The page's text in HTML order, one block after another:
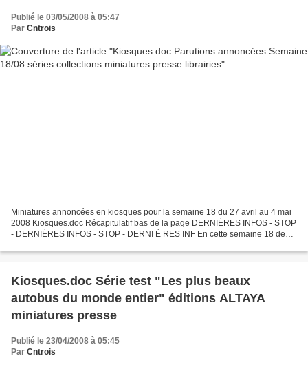
Publié le 03/05/2008 à 05:47
Par Cntrois
Miniatures annoncées en kiosques pour la semaine 18 du 27 avril au 4 mai
2008 Kiosques.doc Récapitulatif bas de la page DERNIÈRES INFOS - STOP
- DERNIÈRES INFOS - STOP - DERNI È RES INF En cette semaine 18 de
Kiosques.doc Série test "Les plus beaux
autobus du monde entier" éditions ALTAYA
miniatures presse
Publié le 23/04/2008 à 05:45
Par Cntrois